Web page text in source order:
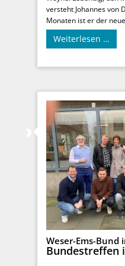
versteht Johannes von
Monaten ist er der
Weiterlesen …
Weser-Ems-Bund
Bundestreffen